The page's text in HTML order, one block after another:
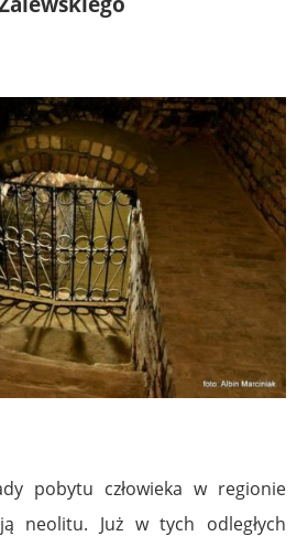
pobytu człowieka w regionie
neolitu. Już w tych odległych